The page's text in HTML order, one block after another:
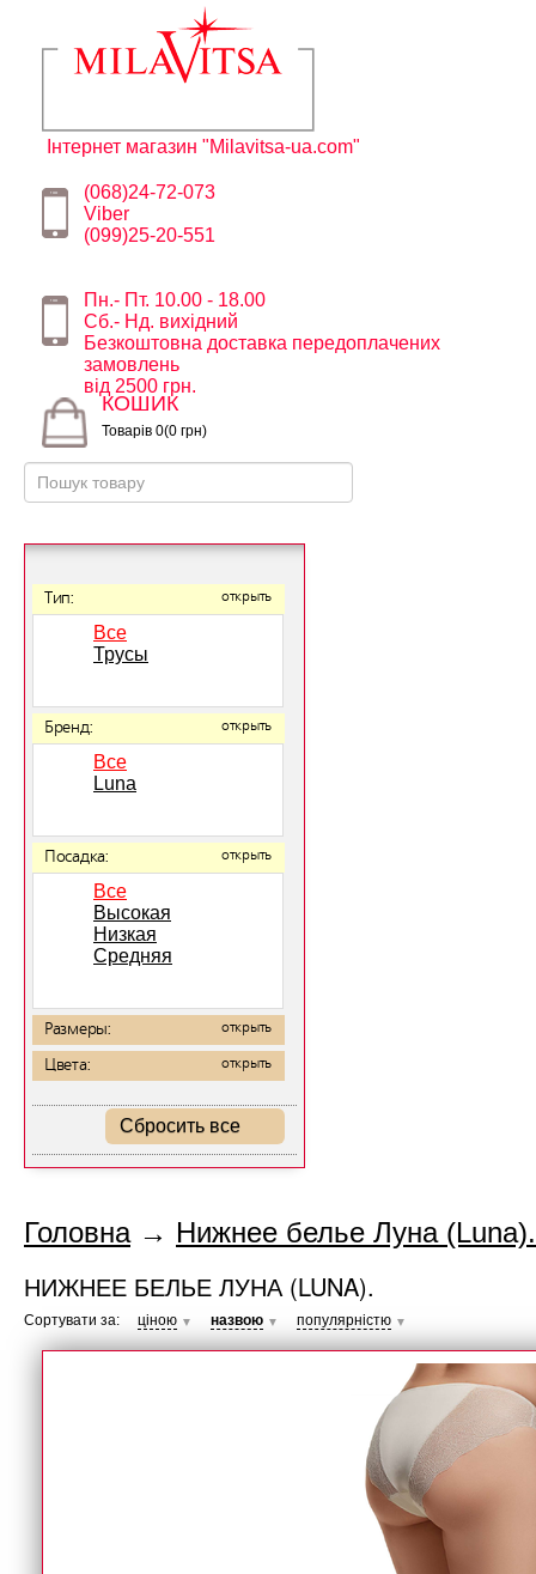
Інтернет магазин "Milavitsa-ua.com"
(068)24-72-073
Viber
(099)25-20-551
Пн.- Пт. 10.00 - 18.00
Сб.- Нд. вихідний
Безкоштовна доставка передоплачених
замовлень
від 2500 грн.
КОШИК
Товарів 0(0 грн)
Тип: открыть
Все
Трусы
Бренд: открыть
Все
Luna
Посадка: открыть
Все
Высокая
Низкая
Средняя
Размеры: открыть
Цвета: открыть
Сбросить все
Головна→ Нижнее белье Луна (Luna).
НИЖНЕЕ БЕЛЬЕ ЛУНА (LUNA).
Сортувати за: ціною ▼ назвою ▼ популярністю ▼